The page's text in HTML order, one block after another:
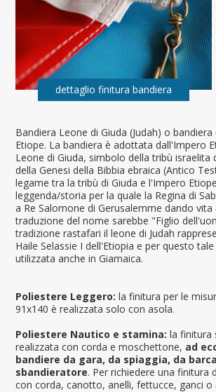
Bandiera Leone di Giuda (Judah) o
Etiope. La bandiera è adottata dall'Impero
Leone di Giuda, simbolo della tribù israelita
della Genesi della Bibbia ebraica (Antico
legame tra la tribù di Giuda e l'Impero
leggenda/storia per la quale la Regina di
a Re Salomone di Gerusalemme dando vita
traduzione del nome sarebbe "Figlio
tradizione rastafari il leone di Judah
Haile Selassie I dell'Etiopia e per questo
utilizzata anche in Giamaica.
Poliestere Leggero: la finitura per le
91x140 è realizzata solo con asola.
Poliestere Nautico e stamina: la finitura
realizzata con corda e moschettone, ad
bandiere da gara, da spiaggia, da
sbandieratore. Per richiedere una finitura
con corda, canotto, anelli, fettucce, ganci
dettaglio finitura bandiera